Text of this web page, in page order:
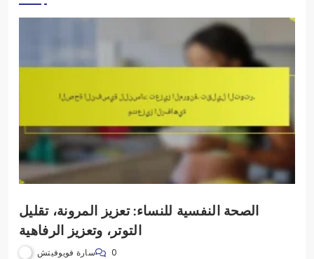
الصحة النفسية للنساء: تعزيز المرونة، تقليل
التوتر، وتعزيز الرفاهية
سارة فويوفيتش 0